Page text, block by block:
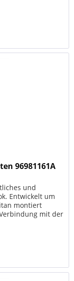
96981161A
und
Entwickelt um
montiert
mit der